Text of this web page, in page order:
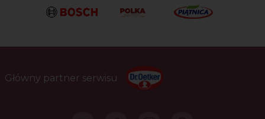
Główny partner serwisu